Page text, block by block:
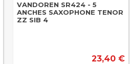
VANDOREN SR424 - 5
ANCHES SAXOPHONE TENOR
ZZ SIB 4
23,40 €